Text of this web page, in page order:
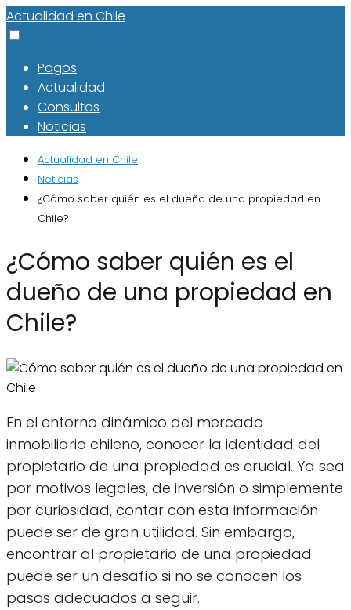
Actualidad en Chile
Pagos
Actualidad
Consultas
Noticias
Actualidad en Chile
Noticias
¿Cómo saber quién es el dueño de una propiedad en
Chile?
¿Cómo saber quién es el
dueño de una propiedad en
Chile?
En el entorno dinámico del mercado
inmobiliario chileno, conocer la identidad del
propietario de una propiedad es crucial. Ya sea
por motivos legales, de inversión o simplemente
por curiosidad, contar con esta información
puede ser de gran utilidad. Sin embargo,
encontrar al propietario de una propiedad
puede ser un desafío si no se conocen los
pasos adecuados a seguir.